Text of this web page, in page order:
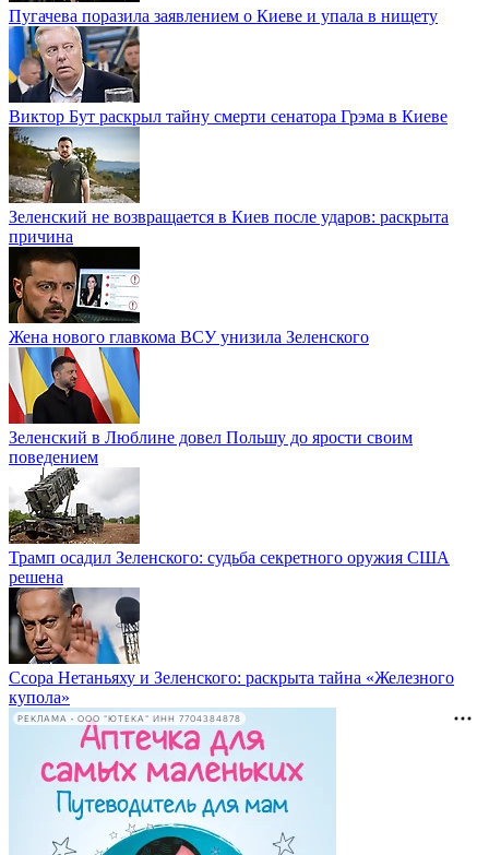
Пугачева поразила заявлением о Киеве и упала в нищету
Виктор Бут раскрыл тайну смерти сенатора Грэма в Киеве
Зеленский не возвращается в Киев после ударов: раскрыта
причина
Жена нового главкома ВСУ унизила Зеленского
Зеленский в Люблине довел Польшу до ярости своим
поведением
Трамп осадил Зеленского: судьба секретного оружия США
решена
Ссора Нетаньяху и Зеленского: раскрыта тайна «Железного
купола»
РЕКЛАМА • ООО "ЮТЕКА" ИНН 7704384878